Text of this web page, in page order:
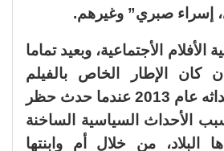
إسراء صبري” وغيرهم.
الأفلام الأجتماعية، وبعيد تماما
كان الإطار الخاص بالفيلم
سياسي، وتدور أحداثه عام 2013 عندما حدث حظر
الأحداث السياسية الساخنة
البلاد، من خلال أم وابنتها